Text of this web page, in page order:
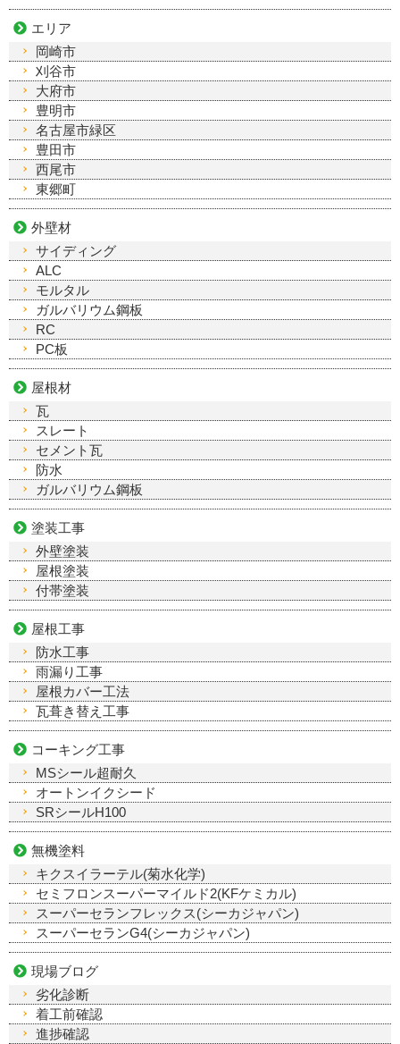
エリア
岡崎市
刈谷市
大府市
豊明市
名古屋市緑区
豊田市
西尾市
東郷町
外壁材
サイディング
ALC
モルタル
ガルバリウム鋼板
RC
PC板
屋根材
瓦
スレート
セメント瓦
防水
ガルバリウム鋼板
塗装工事
外壁塗装
屋根塗装
付帯塗装
屋根工事
防水工事
雨漏り工事
屋根カバー工法
瓦葺き替え工事
コーキング工事
MSシール超耐久
オートンイクシード
SRシールH100
無機塗料
キクスイラーテル(菊水化学)
セミフロンスーパーマイルド2(KFケミカル)
スーパーセランフレックス(シーカジャパン)
スーパーセランG4(シーカジャパン)
現場ブログ
劣化診断
着工前確認
進捗確認